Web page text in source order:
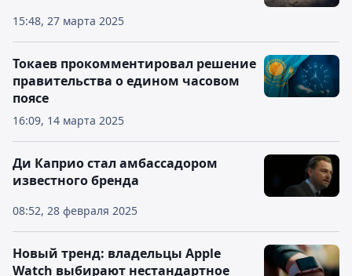
15:48, 27 марта 2025
16:09, 14 марта 2025
Токаев прокомментировал решение
правительства о едином часовом
поясе
08:52, 28 февраля 2025
Ди Каприо стал амбассадором
известного бренда
Новый тренд: владельцы Apple
Watch выбирают нестандартное